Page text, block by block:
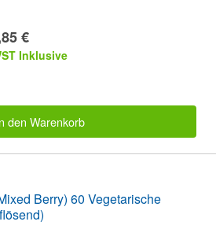
€
Inklusive
den Warenkorb
Berry) 60 Vegetarische